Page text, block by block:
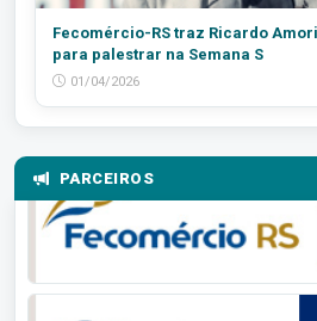
Fecomércio-RS traz Ricardo
para palestrar na Semana S
01/04/2026
PARCEIROS